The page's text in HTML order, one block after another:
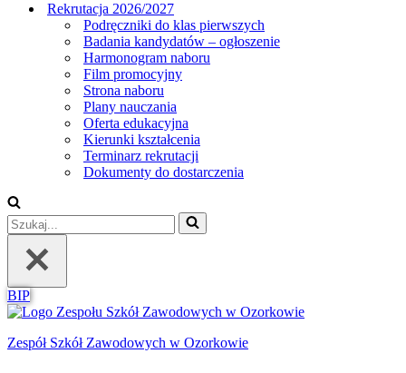
Rekrutacja 2026/2027
Podręczniki do klas pierwszych
Badania kandydatów – ogłoszenie
Harmonogram naboru
Film promocyjny
Strona naboru
Plany nauczania
Oferta edukacyjna
Kierunki kształcenia
Terminarz rekrutacji
Dokumenty do dostarczenia
Szukaj...
BIP
Zespół Szkół Zawodowych w Ozorkowie